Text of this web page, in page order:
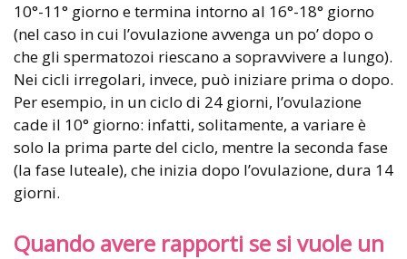
10°-11° giorno e termina intorno al 16°-18° giorno
(nel caso in cui l’ovulazione avvenga un po’ dopo o
che gli spermatozoi riescano a sopravvivere a lungo).
Nei cicli irregolari, invece, può iniziare prima o dopo.
Per esempio, in un ciclo di 24 giorni, l’ovulazione
cade il 10° giorno: infatti, solitamente, a variare è
solo la prima parte del ciclo, mentre la seconda fase
(la fase luteale), che inizia dopo l’ovulazione, dura 14
giorni.
Quando avere rapporti se si vuole un